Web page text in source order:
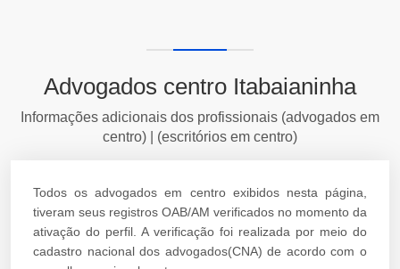
Advogados centro Itabaianinha
Informações adicionais dos profissionais (advogados em
centro) | (escritórios em centro)
Todos os advogados em centro exibidos nesta página,
tiveram seus registros OAB/AM verificados no momento da
ativação do perfil. A verificação foi realizada por meio do
cadastro nacional dos advogados(CNA) de acordo com o